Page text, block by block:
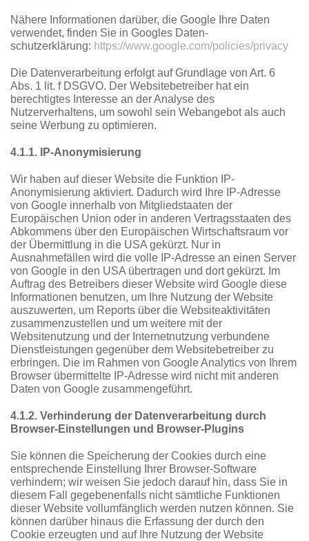
Nähere Informationen darüber, die Google Ihre Daten
verwendet, finden Sie in Googles Daten-
schutzerklärung: https://www.google.com/policies/privacy
Die Datenverarbeitung erfolgt auf Grundlage von Art. 6
Abs. 1 lit. f DSGVO. Der Websitebetreiber hat ein
berechtigtes Interesse an der Analyse des
Nutzerverhaltens, um sowohl sein Webangebot als auch
seine Werbung zu optimieren.
4.1.1. IP-Anonymisierung
Wir haben auf dieser Website die Funktion IP-
Anonymisierung aktiviert. Dadurch wird Ihre IP-Adresse
von Google innerhalb von Mitgliedstaaten der
Europäischen Union oder in anderen Vertragsstaaten des
Abkommens über den Europäischen Wirtschaftsraum vor
der Übermittlung in die USA gekürzt. Nur in
Ausnahmefällen wird die volle IP-Adresse an einen Server
von Google in den USA übertragen und dort gekürzt. Im
Auftrag des Betreibers dieser Website wird Google diese
Informationen benutzen, um Ihre Nutzung der Website
auszuwerten, um Reports über die Websiteaktivitäten
zusammenzustellen und um weitere mit der
Websitenutzung und der Internetnutzung verbundene
Dienstleistungen gegenüber dem Websitebetreiber zu
erbringen. Die im Rahmen von Google Analytics von Ihrem
Browser übermittelte IP-Adresse wird nicht mit anderen
Daten von Google zusammengeführt.
4.1.2. Verhinderung der Datenverarbeitung durch
Browser-Einstellungen und Browser-Plugins
Sie können die Speicherung der Cookies durch eine
entsprechende Einstellung Ihrer Browser-Software
verhindern; wir weisen Sie jedoch darauf hin, dass Sie in
diesem Fall gegebenenfalls nicht sämtliche Funktionen
dieser Website vollumfänglich werden nutzen können. Sie
können darüber hinaus die Erfassung der durch den
Cookie erzeugten und auf Ihre Nutzung der Website